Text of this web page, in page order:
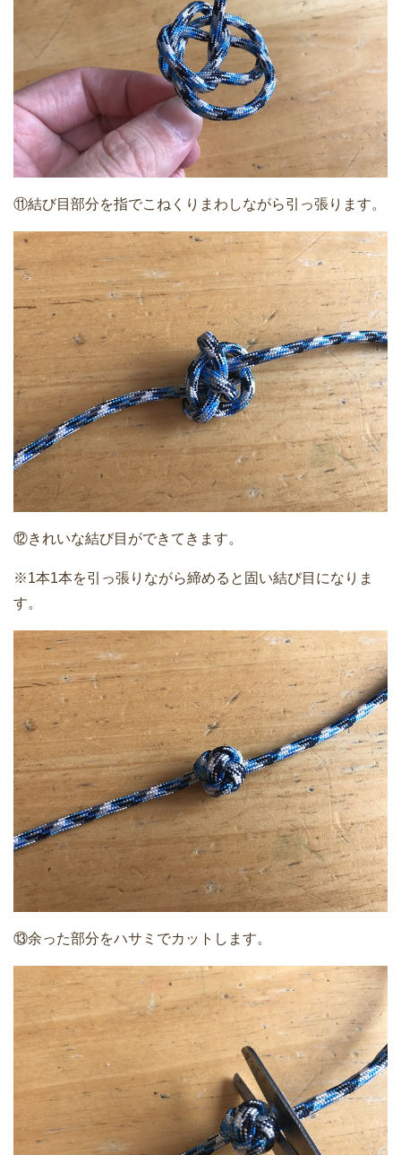
⑪結び目部分を指でこねくりまわしながら引っ張ります。
⑫きれいな結び目ができてきます。
※1本1本を引っ張りながら締めると固い結び目になりま
す。
⑬余った部分をハサミでカットします。